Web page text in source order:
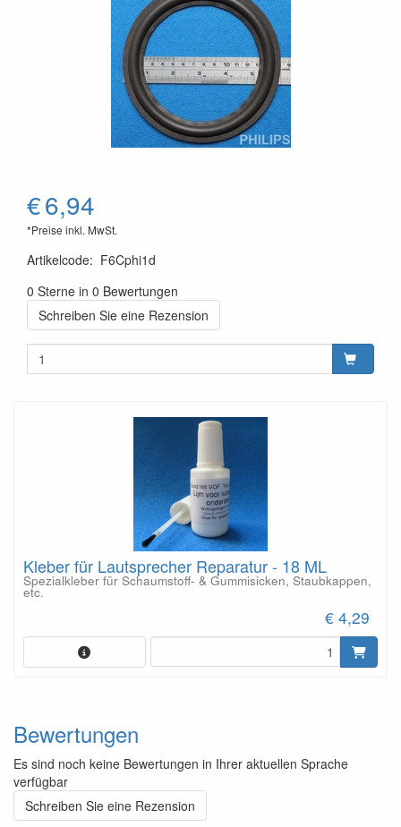
€6,94
*Preise inkl. MwSt.
Artikelcode: F6Cphi1d
0 Sterne in 0 Bewertungen
Schreiben Sie eine Rezension
Kleber für Lautsprecher Reparatur - 18 ML
Spezialkleber für Schaumstoff- & Gummisicken, Staubkappen,
etc.
€ 4,29
Bewertungen
Es sind noch keine Bewertungen in Ihrer aktuellen Sprache
verfügbar
Schreiben Sie eine Rezension